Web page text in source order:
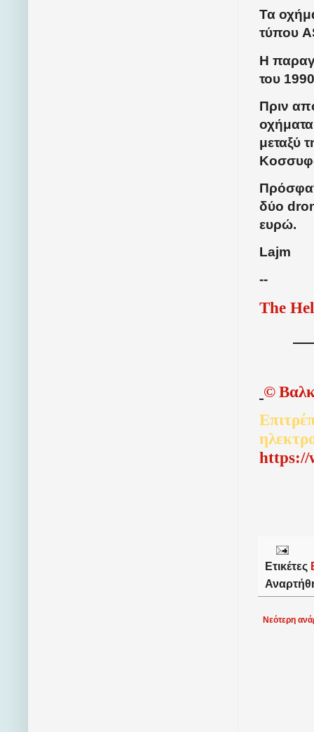
Τα
τύπου
Η
του
Πριν
μεταξύ
δύο
ευρώ.
Lajm
--
The
©
https://
Ετικέτες
Νεότερη